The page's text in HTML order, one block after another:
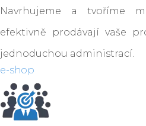
Navrhujeme a tvoříme
efektivně prodávají vaše
jednoduchou administrací.
e-shop